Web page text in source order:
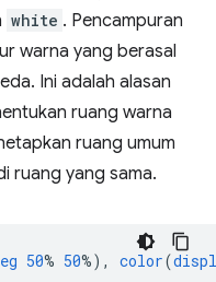
white . Pencampuran
warna yang berasal
Ini adalah alasan
ruang warna
ruang umum
ruang yang sama.
50% 50%), color(